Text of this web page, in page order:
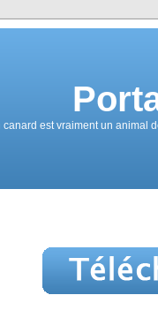
est vraiment un